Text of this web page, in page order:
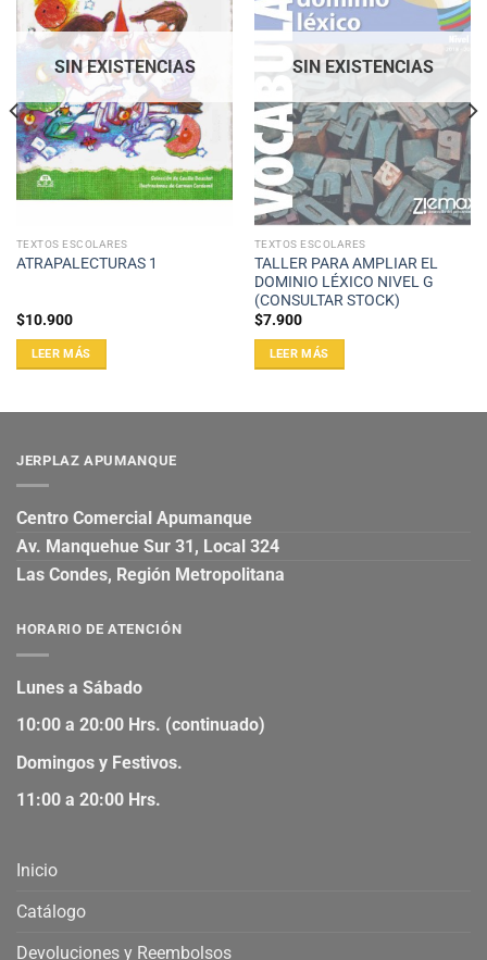
SIN EXISTENCIAS
TEXTOS ESCOLARES
ATRAPALECTURAS 1
$10.900
LEER MÁS
SIN EXISTENCIAS
TEXTOS ESCOLARES
TALLER PARA AMPLIAR EL
DOMINIO LÉXICO NIVEL G
(CONSULTAR STOCK)
$7.900
LEER MÁS
JERPLAZ APUMANQUE
Centro Comercial Apumanque
Av. Manquehue Sur 31, Local 324
Las Condes, Región Metropolitana
HORARIO DE ATENCIÓN
Lunes a Sábado
10:00 a 20:00 Hrs. (continuado)
Domingos y Festivos.
11:00 a 20:00 Hrs.
Inicio
Catálogo
Devoluciones y Reembolsos